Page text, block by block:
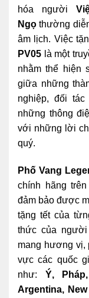
hóa người
Ngọ thường
âm lịch. Việc
PV05 là một
nhằm thể hiện
giữa những
nghiệp, đối
những thông
với những lời
quý.
Phố Vang
chính hãng
đảm bảo được
tặng tết của
thức của
mang hương vị,
vực các quốc
như: Ý,
Argentina,